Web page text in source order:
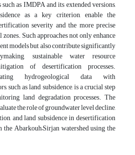
as IMDPA and its extended versions,
as a key criterion, enable the
severity and the more precise
Such approaches not only enhance
models but also contribute significantly
sustainable water resource
of desertification processes.
hydrogeological data with
such as land subsidence, is a crucial step
land degradation processes. The
the role of groundwater level decline,
and land subsidence in desertification
Abarkouh–Sirjan watershed using the